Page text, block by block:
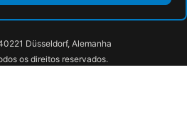
Düsseldorf, Alemanha
os direitos reservados.